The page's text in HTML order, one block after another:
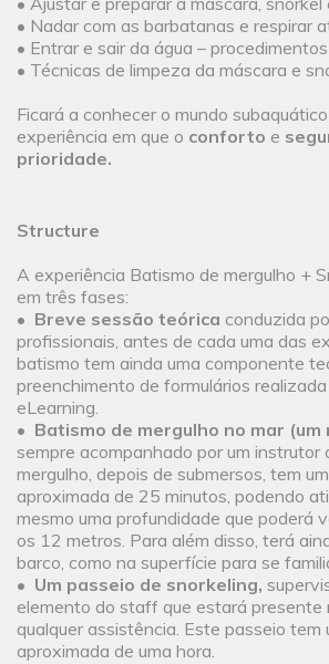
• Nadar com as barbatanas e respirar
• Entrar e sair da água –
• Técnicas de limpeza da máscara e
Ficará a conhecer o mundo
experiência em que o conforto e
prioridade.
Structure
A experiência Batismo de mergulho +
em três fases:
• Breve sessão teórica conduzida
profissionais, antes de cada uma das
batismo tem ainda uma componente
preenchimento de formulários
eLearning.
• Batismo de mergulho no mar (um
sempre acompanhado por um instrutor
mergulho, depois de submersos, tem
aproximada de 25 minutos, podendo
mesmo uma profundidade que poderá
os 12 metros. Para além disso, terá
barco, como na superfície para se
• Um passeio de snorkeling,
elemento do staff que estará presente
qualquer assistência. Este passeio tem
aproximada de uma hora.